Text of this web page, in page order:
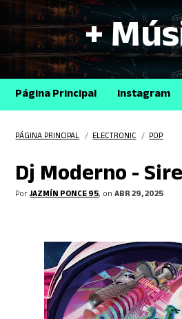
+
Página Principal Instagram
PÁGINA PRINCIPAL /ELECTRONIC /POP
Dj Moderno -
PorJAZMÍN PONCE 95, onABR 29, 2025